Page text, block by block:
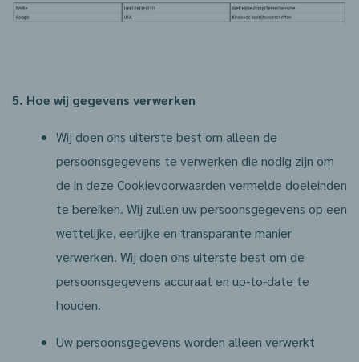
5. Hoe wij gegevens verwerken
Wij doen ons uiterste best om alleen de
persoonsgegevens te verwerken die nodig zijn om
de in deze Cookievoorwaarden vermelde doeleinden
te bereiken. Wij zullen uw persoonsgegevens op een
wettelijke, eerlijke en transparante manier
verwerken. Wij doen ons uiterste best om de
persoonsgegevens accuraat en up-to-date te
houden.
Uw persoonsgegevens worden alleen verwerkt